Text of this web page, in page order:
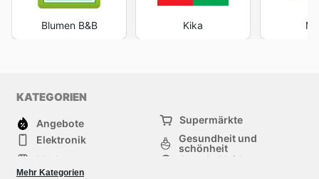
Blumen B&B Kika
KATEGORIEN
Angebote
Supermärkte
Elektronik
Gesundheit und
schönheit
Mode
Sportbekleidung
Baumarkt
Mehr Kategorien